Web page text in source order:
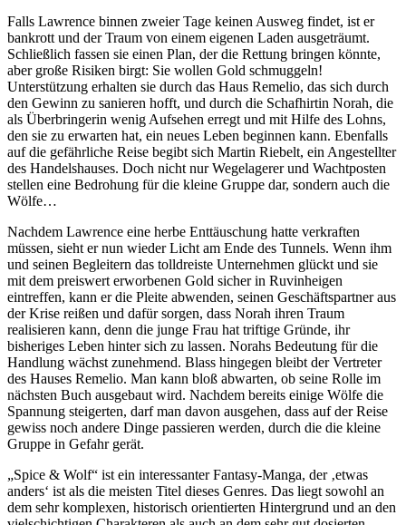
Falls Lawrence binnen zweier Tage keinen Ausweg findet, ist er
bankrott und der Traum von einem eigenen Laden ausgeträumt.
Schließlich fassen sie einen Plan, der die Rettung bringen könnte,
aber große Risiken birgt: Sie wollen Gold schmuggeln!
Unterstützung erhalten sie durch das Haus Remelio, das sich durch
den Gewinn zu sanieren hofft, und durch die Schafhirtin Norah, die
als Überbringerin wenig Aufsehen erregt und mit Hilfe des Lohns,
den sie zu erwarten hat, ein neues Leben beginnen kann. Ebenfalls
auf die gefährliche Reise begibt sich Martin Riebelt, ein Angestellter
des Handelshauses. Doch nicht nur Wegelagerer und Wachtposten
stellen eine Bedrohung für die kleine Gruppe dar, sondern auch die
Wölfe…
Nachdem Lawrence eine herbe Enttäuschung hatte verkraften
müssen, sieht er nun wieder Licht am Ende des Tunnels. Wenn ihm
und seinen Begleitern das tolldreiste Unternehmen glückt und sie
mit dem preiswert erworbenen Gold sicher in Ruvinheigen
eintreffen, kann er die Pleite abwenden, seinen Geschäftspartner aus
der Krise reißen und dafür sorgen, dass Norah ihren Traum
realisieren kann, denn die junge Frau hat triftige Gründe, ihr
bisheriges Leben hinter sich zu lassen. Norahs Bedeutung für die
Handlung wächst zunehmend. Blass hingegen bleibt der Vertreter
des Hauses Remelio. Man kann bloß abwarten, ob seine Rolle im
nächsten Buch ausgebaut wird. Nachdem bereits einige Wölfe die
Spannung steigerten, darf man davon ausgehen, dass auf der Reise
gewiss noch andere Dinge passieren werden, durch die die kleine
Gruppe in Gefahr gerät.
„Spice & Wolf“ ist ein interessanter Fantasy-Manga, der ‚etwas
anders‘ ist als die meisten Titel dieses Genres. Das liegt sowohl an
dem sehr komplexen, historisch orientierten Hintergrund und an den